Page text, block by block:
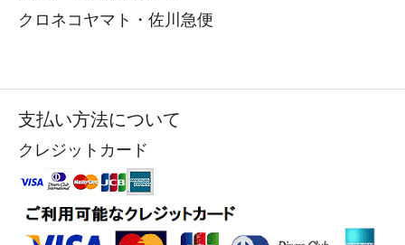
クロネコヤマト・佐川急便
支払い方法について
クレジットカード